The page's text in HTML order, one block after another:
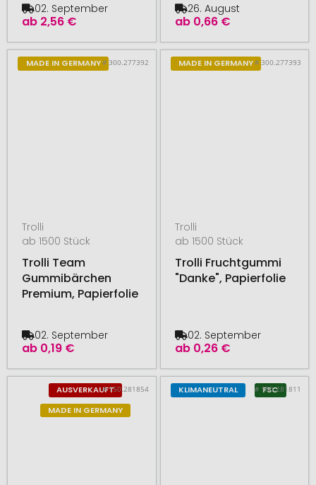
ab 2,56 €
02. September
ab 0,66 €
26. August
MADE IN GERMANY# 300.277392
Trolli
ab 1500 Stück
Trolli Team
Gummibärchen
Premium, Papierfolie
ab 0,19 €
02. September
MADE IN GERMANY# 300.277393
Trolli
ab 1500 Stück
Trolli Fruchtgummi
"Danke", Papierfolie
ab 0,26 €
02. September
AUSVERKAUFT
MADE IN GERMANY
# 150.281854 KLIMANEUTRAL FSC
# 150.281811